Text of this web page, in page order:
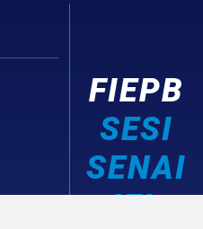
FIEPB
SESI
SENAI
IEL